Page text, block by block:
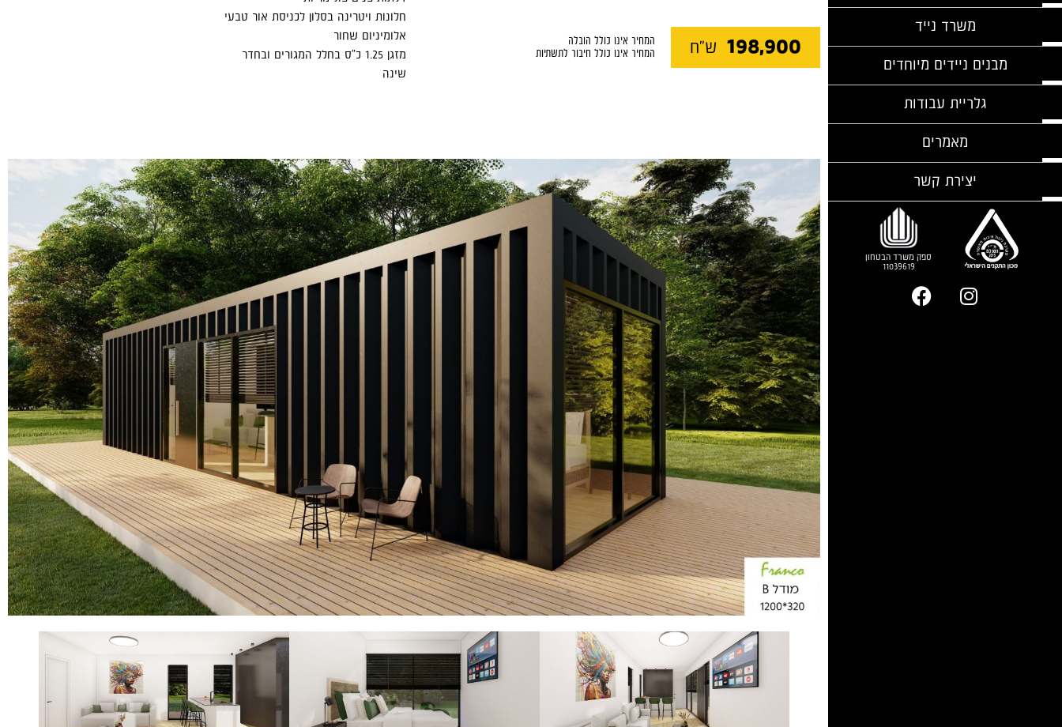
משרד נייד
מבנים ניידים מיוחדים
גלריית עבודות
מאמרים
יצירת קשר
ספק משרד הבטחון
11039619
198,900 ש"ח
המחיר אינו כולל הובלה
המחיר אינו כולל חיבור לתשתיות
חלונות ויטרינה בסלון לכניסת אור טבעי
אלומיניום שחור
מזגן 1.25 כ"ס בחלל המגורים ובחדר
שינה